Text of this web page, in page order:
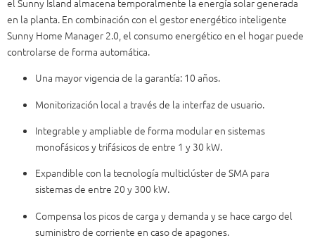
en la planta. En combinación con el gestor energético inteligente
Sunny Home Manager 2.0, el consumo energético en el hogar puede
controlarse de forma automática.
Una mayor vigencia de la garantía: 10 años.
Monitorización local a través de la interfaz de usuario.
Integrable y ampliable de forma modular en sistemas
monofásicos y trifásicos de entre 1 y 30 kW.
Expandible con la tecnología multiclúster de SMA para
sistemas de entre 20 y 300 kW.
Compensa los picos de carga y demanda y se hace cargo del
suministro de corriente en caso de apagones.